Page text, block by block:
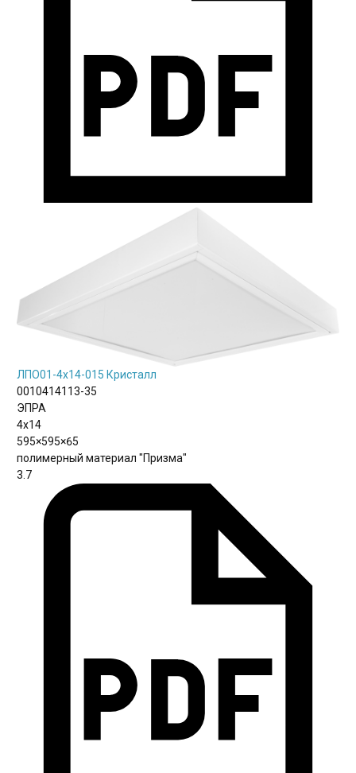
ЛПО01-4х14-015 Кристалл
0010414113-35
ЭПРА
4х14
595×595×65
полимерный материал "Призма"
3.7